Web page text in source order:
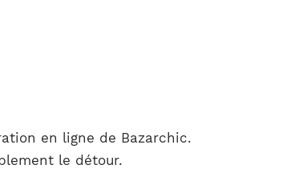
en ligne de Bazarchic.
le détour.